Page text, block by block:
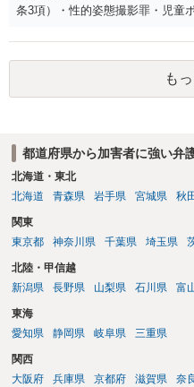
条3項）・性的姿態撮影罪・児童
で、警察にバレれば、それなり
も
都道府県から加害者に強い弁
北海道・東北
北海道
青森県 岩手県 宮城県 秋
関東
東京都
神奈川県 千葉県 埼玉県
北陸・甲信越
新潟県
長野県 山梨県 石川県 富
東海
愛知県
静岡県 岐阜県 三重県
関西
大阪府
兵庫県 京都府 滋賀県 奈